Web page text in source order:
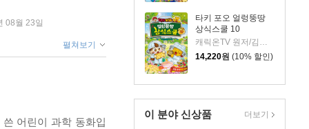
타키 포오 얼렁뚱땅
상식스쿨 10
캐릭온TV 원저/김언정 글/조수현 그림/정효해 감수
14,220원 (10% 할인)
이 분야 신상품 더보기
08월 23일
펼쳐보기
어린이 과학 동화입